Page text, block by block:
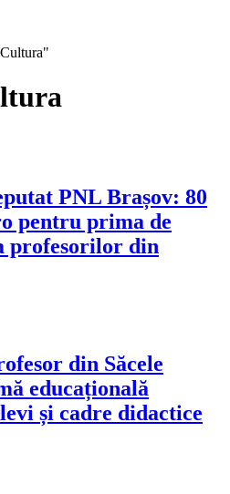
PNL Brașov: 80
pentru prima de
profesorilor din
din Săcele
educațională
și cadre didactice